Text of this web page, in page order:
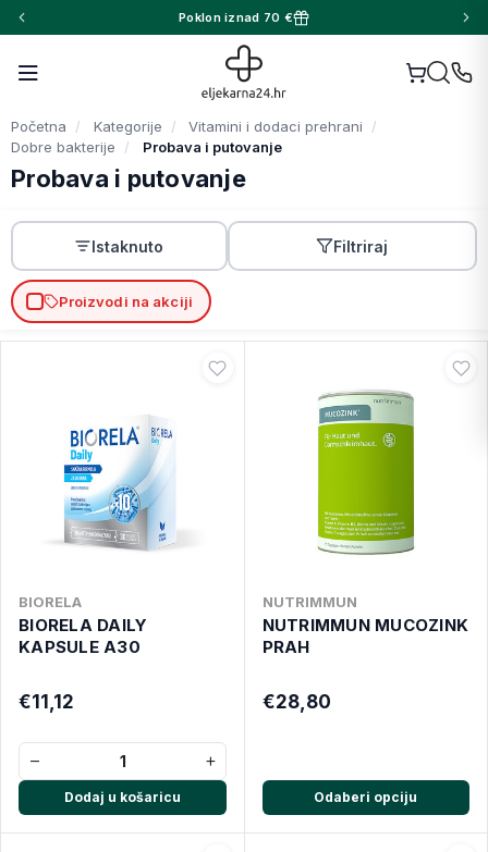
Poklon iznad 70 €
Početna Kategorije
Vitamini i dodaci prehrani
Dobre bakterije
Probava i putovanje
Probava i putovanje
Istaknuto Filtriraj
Proizvodi na akciji
BIORELA
BIORELA DAILY
KAPSULE A30
€11,12
− +
Dodaj u košaricu
NUTRIMMUN
NUTRIMMUN MUCOZINK
PRAH
€28,80
Odaberi opciju